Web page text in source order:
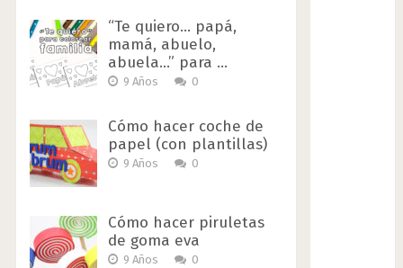
“Te quiero… papá,
mamá, abuelo,
abuela…” para …
9 Años 0
Cómo hacer coche de
papel (con plantillas)
9 Años 0
Cómo hacer piruletas
de goma eva
9 Años 0